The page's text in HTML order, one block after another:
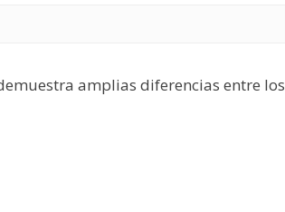
amplias diferencias entre los